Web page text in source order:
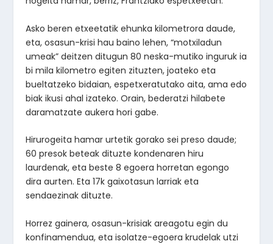
Asko beren etxeetatik ehunka kilometrora daude,
eta, osasun-krisi hau baino lehen, “motxiladun
umeak” deitzen ditugun 80 neska-mutiko inguruk ia
bi mila kilometro egiten zituzten, joateko eta
bueltatzeko bidaian, espetxeratutako aita, ama edo
biak ikusi ahal izateko. Orain, bederatzi hilabete
daramatzate aukera hori gabe.
Hirurogeita hamar urtetik gorako sei preso daude;
60 presok beteak dituzte kondenaren hiru
laurdenak, eta beste 8 egoera horretan egongo
dira aurten. Eta 17k gaixotasun larriak eta
sendaezinak dituzte.
Horrez gainera, osasun-krisiak areagotu egin du
konfinamendua, eta isolatze-egoera krudelak utzi